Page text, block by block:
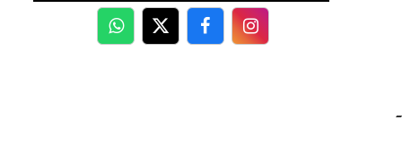
WhatsApp
TwitterFacebookFacebook